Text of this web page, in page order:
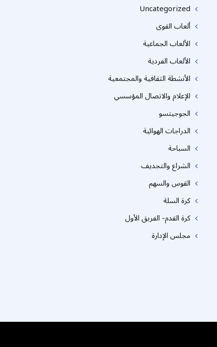
Uncategorized
ألعاب القوى
الألعاب الجماعية
الألعاب الفردية
الأنشطة الثقافية والمجتمعية
الإعلام والاتصال المؤسسي
الجوجيتسو
الدراجات الهوائية
السباحة
الشراع والتجديف
القوس والسهم
كرة السلة
كرة القدم- الفريق الأول
مجلس الإدارة